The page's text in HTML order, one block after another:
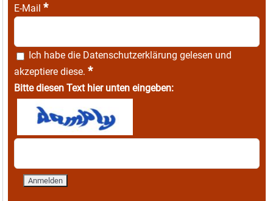
E-Mail *
Ich habe die Datenschutzerklärung gelesen und
akzeptiere diese. *
Bitte diesen Text hier unten eingeben: